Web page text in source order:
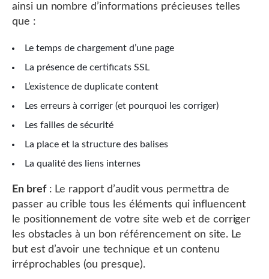
ainsi un nombre d’informations précieuses telles
que :
Le temps de chargement d’une page
La présence de certificats SSL
L’existence de duplicate content
Les erreurs à corriger (et pourquoi les corriger)
Les failles de sécurité
La place et la structure des balises
La qualité des liens internes
En bref: Le rapport d’audit vous permettra de
passer au crible tous les éléments qui influencent
le positionnement de votre site web et de corriger
les obstacles à un bon référencement on site. Le
but est d’avoir une technique et un contenu
irréprochables (ou presque).